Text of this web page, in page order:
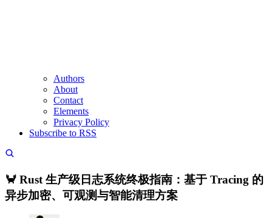
Authors
About
Contact
Elements
Privacy Policy
Subscribe to RSS
🦀 Rust 生产级日志系统终极指南：基于 Tracing 的
异步加密、可观测与智能清理方案